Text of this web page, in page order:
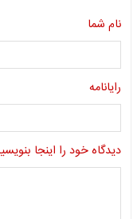
نام شما
رایانامه
دیدگاه خود را اینجا